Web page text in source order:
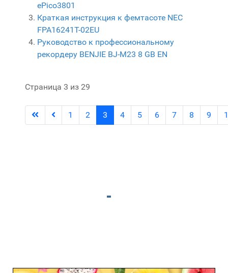
ePico3801
Краткая инструкция к фемтасоте NEC
FPA16241T-02EU
Руководство к профессиональному
рекордеру BENJIE BJ-M23 8 GB EN
Страница 3 из 29
1 2 3 4 5 6 7 8 9